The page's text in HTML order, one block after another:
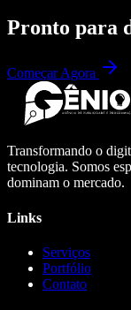
Pronto para
Começar Agora
Transformando o
tecnologia. Somos
dominam o mercado.
Links
Serviços
Portfólio
Contato